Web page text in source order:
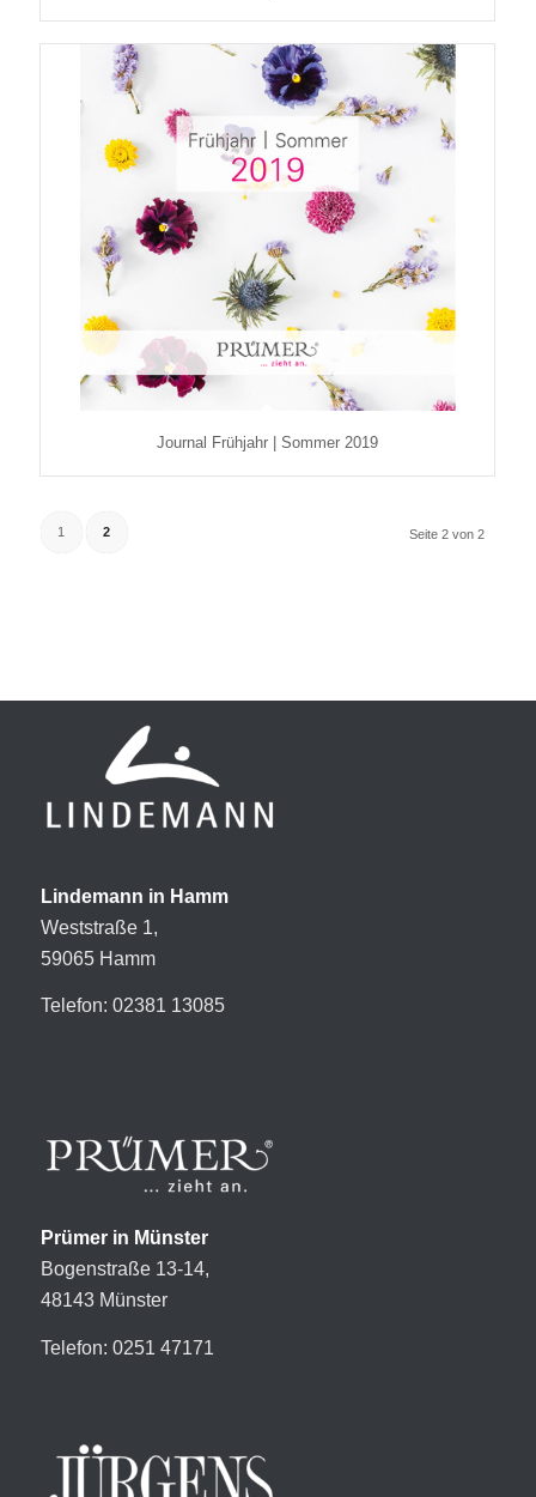
Journal Frühjahr | Sommer 2019
Seite 2 von 2
1 2
Lindemann in Hamm
Weststraße 1,
59065 Hamm
Telefon: 02381 13085
Prümer in Münster
Bogenstraße 13-14,
48143 Münster
Telefon: 0251 47171